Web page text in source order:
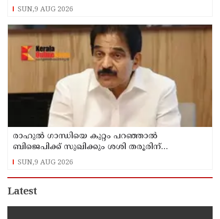
പാരിതോഷികം നൽകുമെന്ന് മന്ത്രി
SUN,9 AUG 2026
രാഹുല്‍ ഗാന്ധിയെ കുറ്റം പറഞ്ഞാല്‍
ബിജെപിക്ക് സുഖിക്കും ശശി തരൂരിന്
മറുപടിയുമായി കെ സി വേണുഗോപാല്‍
SUN,9 AUG 2026
Latest